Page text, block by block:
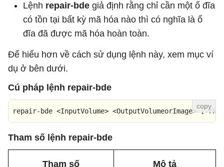
Lệnh repair-bde giả định rằng chỉ cần một ổ đĩa
có tồn tại bất kỳ mã hóa nào thì có nghĩa là ổ
đĩa đã được mã hóa hoàn toàn.
Để hiểu hơn về cách sử dụng lệnh này, xem mục ví
dụ ở bên dưới.
Cú pháp lệnh repair-bde
repair-bde <InputVolume> <OutputVolumeorImage> [-rk]
Tham số lệnh repair-bde
Tham số Mô tả